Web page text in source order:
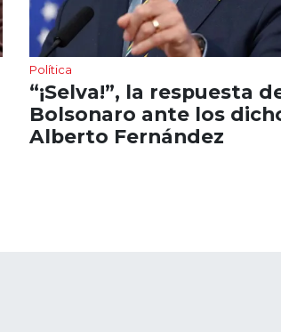
Política
“¡Selva!”, la respuesta
Bolsonaro ante los
Alberto Fernández